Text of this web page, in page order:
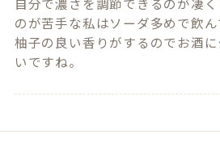
のが苦手な私はソーダ多めで飲ん
柚子の良い香りがするのでお酒
いですね。